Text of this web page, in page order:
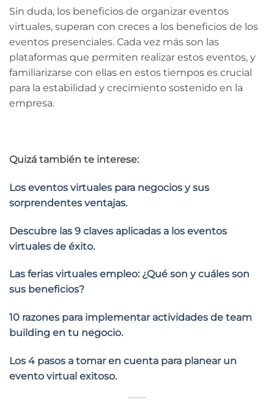
Sin duda, los beneficios de organizar eventos
virtuales, superan con creces a los beneficios de los
eventos presenciales. Cada vez más son las
plataformas que permiten realizar estos eventos, y
familiarizarse con ellas en estos tiempos es crucial
para la estabilidad y crecimiento sostenido en la
empresa.
Quizá también te interese:
Los eventos virtuales para negocios y sus
sorprendentes ventajas.
Descubre las 9 claves aplicadas a los eventos
virtuales de éxito.
Las ferias virtuales empleo: ¿Qué son y cuáles son
sus beneficios?
10 razones para implementar actividades de team
building en tu negocio.
Los 4 pasos a tomar en cuenta para planear un
evento virtual exitoso.